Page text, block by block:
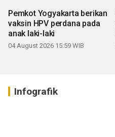
Pemkot Yogyakarta berikan
vaksin HPV perdana pada
anak laki-laki
04 August 2026 15:59 WIB
Infografik